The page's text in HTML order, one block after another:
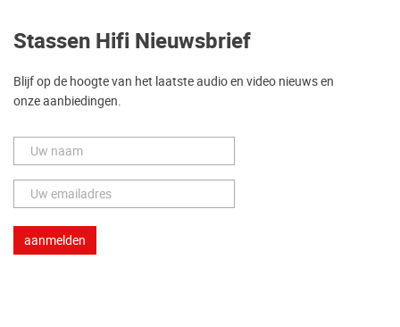
Stassen Hifi Nieuwsbrief
Blijf op de hoogte van het laatste audio en video nieuws en
onze aanbiedingen.